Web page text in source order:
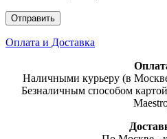
Оплата и Доставка
Наличными курьеру (в
Безналичным способом